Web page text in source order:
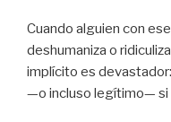
Cuando alguien con
deshumaniza o
implícito es
—o incluso legítimo— si